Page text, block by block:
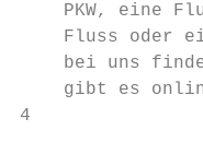
PKW, eine
Fluss oder
bei uns
gibt es
4